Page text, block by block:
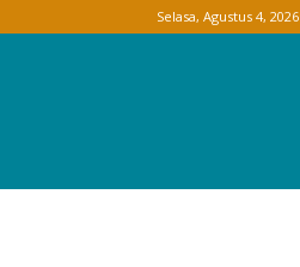
Selasa, Agustus 4, 2026